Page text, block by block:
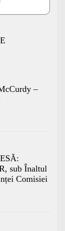
–
sub Înaltul
Comisiei